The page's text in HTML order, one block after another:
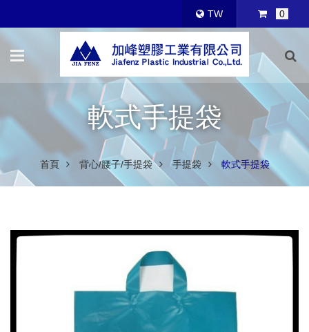
0
TW
軟式手提袋
首頁 背心/腰子/手提袋 手提袋 軟式手提袋